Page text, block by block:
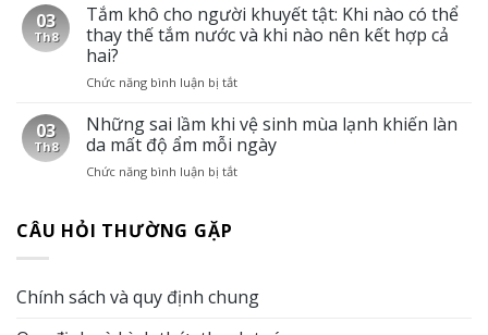
tuổi
chuyển:
Giải
sạch
sẽ
khi
sao
da
người
khô
và
ngứa
tắm
03
Th8
Tắm khô cho người khuyết tật: Khi nào có thể
thay thế tắm nước và khi nào nên kết hợp cả
hai?
Chức năng bình luận bị tắt
khô
cho
người
thế
03
Th8
Những sai lầm khi vệ sinh mùa lạnh khiến làn
da mất độ ẩm mỗi ngày
Chức năng bình luận bị tắt
mùa
CÂU HỎI THƯỜNG GẶP
Chính sách và quy định chung